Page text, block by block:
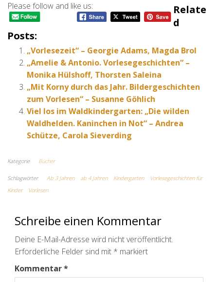
Please follow and like us:
Relate
D
Posts:
„Vorlesezeit“ – Georgie Adams, Magda Brol
„Amelie & Antonio. Vorlesegeschichten“ –
Monika Hülshoff, Thorsten Saleina
„Mit Korny durch das Jahr. Bildergeschichten
zum Vorlesen“ – Susanne Göhlich
Viel los im Waldkindergarten: „Die wilden
Waldhelden. Kaninchen in Not“ – Andrea
Schütze, Carola Sieverding
Kategorie Bücher
Schlagwörter Ab 3 Jahren ab 4 Jahren Kindergarten
Vorlesegeschichten für
Kinder
Vorlesen
Schreibe einen Kommentar
Deine E-Mail-Adresse wird nicht veröffentlicht.
Erforderliche Felder sind mit * markiert
Kommentar*